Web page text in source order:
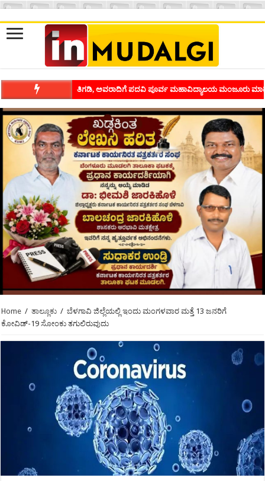
ಶಿವಾಪುರದಲ್ಲಿ ಕವಿಗೋಷ್ಠಿಯ ಸಂಭ್ರಮ ಭಾವನೆಗಳನ್ನು ಕಟ್ಟಿಕೊಡುವ
Home / ತಾಲ್ಲೂಕು / ಬೆಳಗಾವಿ ಜಿಲ್ಲೆಯಲ್ಲಿ ಇಂದು ಮಂಗಳವಾರ ಮತ್ತೆ 13 ಜನರಿಗೆ
ಕೋವಿಡ್-19 ಸೋಂಕು ತಗುಲಿರುವುದು